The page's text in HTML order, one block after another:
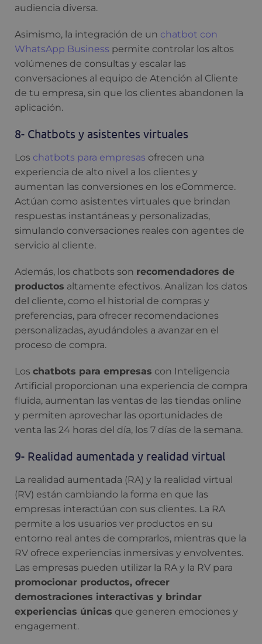
audiencia diversa.
Asimismo, la integración de un chatbot con
WhatsApp Business permite controlar los altos
volúmenes de consultas y escalar las
conversaciones al equipo de Atención al Cliente
de tu empresa, sin que los clientes abandonen la
aplicación.
8- Chatbots y asistentes virtuales
Los chatbots para empresas ofrecen una
experiencia de alto nivel a los clientes y
aumentan las conversiones en los eCommerce.
Actúan como asistentes virtuales que brindan
respuestas instantáneas y personalizadas,
simulando conversaciones reales con agentes de
servicio al cliente.
Además, los chatbots son recomendadores de
productos altamente efectivos. Analizan los datos
del cliente, como el historial de compras y
preferencias, para ofrecer recomendaciones
personalizadas, ayudándoles a avanzar en el
proceso de compra.
Los chatbots para empresas con Inteligencia
Artificial proporcionan una experiencia de compra
fluida, aumentan las ventas de las tiendas online
y permiten aprovechar las oportunidades de
venta las 24 horas del día, los 7 días de la semana.
9- Realidad aumentada y realidad virtual
La realidad aumentada (RA) y la realidad virtual
(RV) están cambiando la forma en que las
empresas interactúan con sus clientes. La RA
permite a los usuarios ver productos en su
entorno real antes de comprarlos, mientras que la
RV ofrece experiencias inmersivas y envolventes.
Las empresas pueden utilizar la RA y la RV para
promocionar productos, ofrecer
demostraciones interactivas y brindar
experiencias únicas que generen emociones y
engagement.